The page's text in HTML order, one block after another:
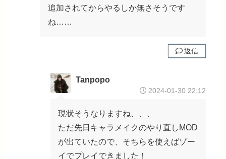
追加されてからやるしか無さそうです
ね……
返信
Tanpopo
2024-01-30 22:12
現状そうなりますね、、、
ただ先日キャラメイクのやり直しMOD
が出ていたので、そちらを使えばゾー
イでプレイできました！